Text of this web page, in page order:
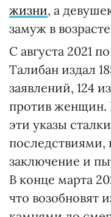
жизни, а
замуж в
С августа 2021
Талибан издал
заявлений, 124
против женщин.
эти указы
последствиями,
заключение и
В конце марта
что возобновят